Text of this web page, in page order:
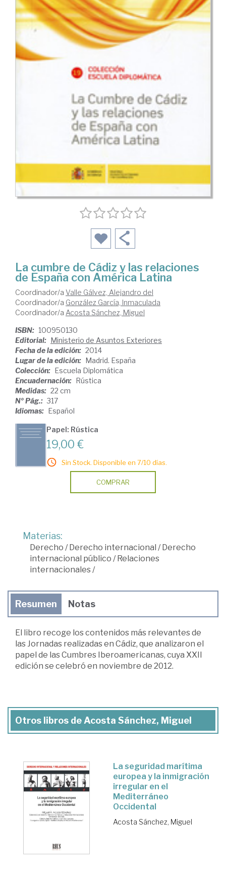
La cumbre de Cádiz y las relaciones
de España con América Latina
Coordinador/a Valle Gálvez, Alejandro del
Coordinador/a González García, Inmaculada
Coordinador/a Acosta Sánchez, Miguel
ISBN: 100950130
Editorial: Ministerio de Asuntos Exteriores
Fecha de la edición: 2014
Lugar de la edición: Madrid. España
Colección: Escuela Diplomática
Encuadernación: Rústica
Medidas: 22 cm
Nº Pág.: 317
Idiomas: Español
Papel: Rústica
19,00 €
Sin Stock. Disponible en 7/10 días.
COMPRAR
Materias:
Derecho /Derecho internacional /Derecho
internacional público /Relaciones
internacionales /
Resumen Notas
El libro recoge los contenidos más relevantes de
las Jornadas realizadas en Cádiz, que analizaron el
papel de las Cumbres Iberoamericanas, cuya XXII
edición se celebró en noviembre de 2012.
Otros libros de Acosta Sánchez, Miguel
La seguridad marítima
europea y la inmigración
irregular en el
Mediterráneo
Occidental
Acosta Sánchez, Miguel